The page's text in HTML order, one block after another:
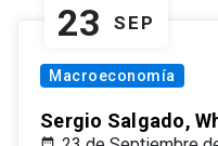
23 SEP
Macroeconomía
Sergio Salgado,